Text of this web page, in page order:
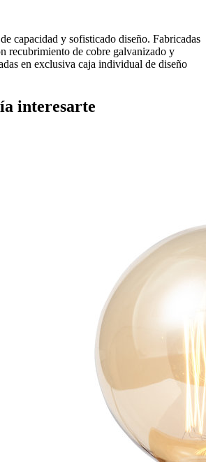
capacidad y sofisticado diseño. Fabricadas
recubrimiento de cobre galvanizado y
en exclusiva caja individual de diseño
interesarte